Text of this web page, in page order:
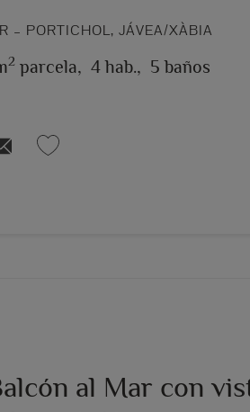
– PORTICHOL, JÁVEA/XÀBIA
2 parcela, 4 hab., 5 baños
al Mar con